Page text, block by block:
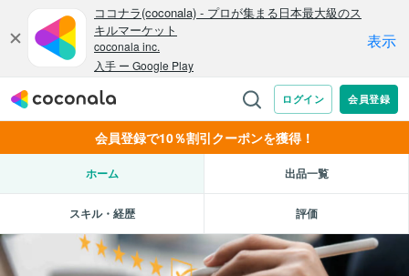
会員登録で10％割引クーポンを獲得！
ホーム 出品一覧
スキル・経歴 評価